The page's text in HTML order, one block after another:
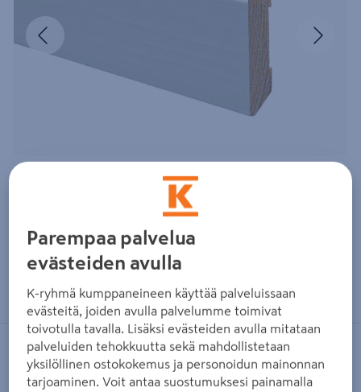
Jalkalista Cello 12x70x3200mm
CELLO
Parempaa palvelua
evästeiden avulla
K-ryhmä kumppaneineen käyttää palveluissaan
evästeitä, joiden avulla palvelumme toimivat
toivotulla tavalla. Lisäksi evästeiden avulla mitataan
palveluiden tehokkuutta sekä mahdollistetaan
yksilöllinen ostokokemus ja personoidun mainonnan
tarjoaminen. Voit antaa suostumuksesi painamalla